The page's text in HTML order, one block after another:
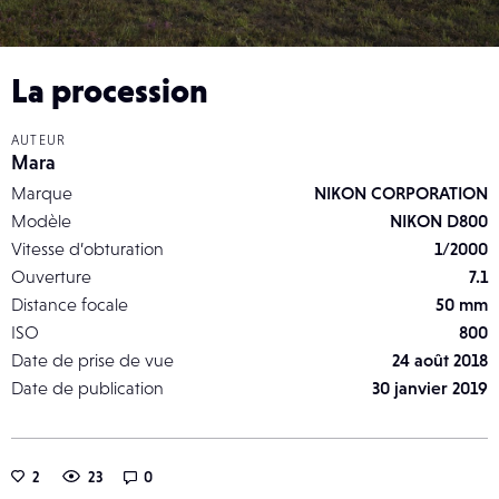
La procession
AUTEUR
Mara
Marque
NIKON CORPORATION
Modèle
NIKON D800
Vitesse d’obturation
1/2000
Ouverture
7.1
Distance focale
50 mm
ISO
800
Date de prise de vue
24 août 2018
Date de publication
30 janvier 2019
2 23 0